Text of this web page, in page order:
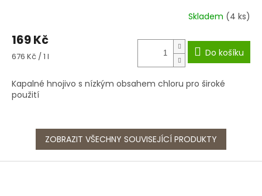
Skladem (4 ks)
169 Kč
Měrná
676 Kč / 1 l Do košíku
Kapalné hnojivo s nízkým obsahem chloru pro široké
použití
ZOBRAZIT VŠECHNY SOUVISEJÍCÍ PRODUKTY
Z